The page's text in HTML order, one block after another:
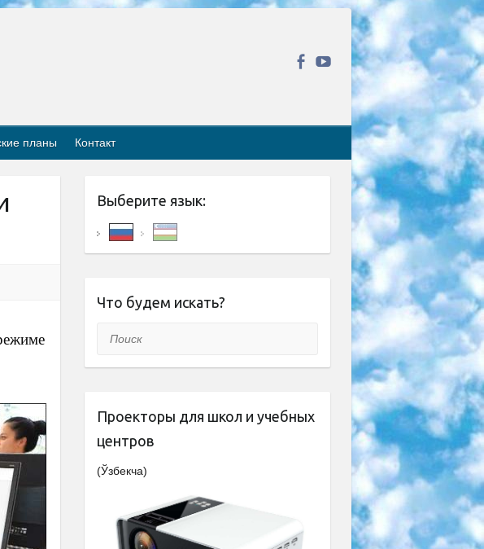
планы Контакт
Выберите язык:
Что будем искать?
Поиск
Проекторы для школ и учебных
центров
(Ўзбекча)